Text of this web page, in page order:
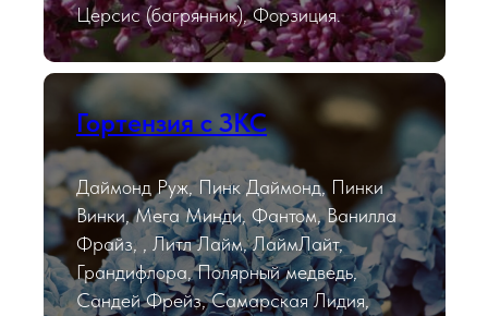
Церсис (багрянник), Форзиция.
Гортензия с ЗКС
Даймонд Руж, Пинк Даймонд, Пинки
Винки, Мега Минди, Фантом, Ванилла
Фрайз, , Литл Лайм, ЛаймЛайт,
Грандифлора, Полярный медведь,
Сандей Фрейз, Самарская Лидия,